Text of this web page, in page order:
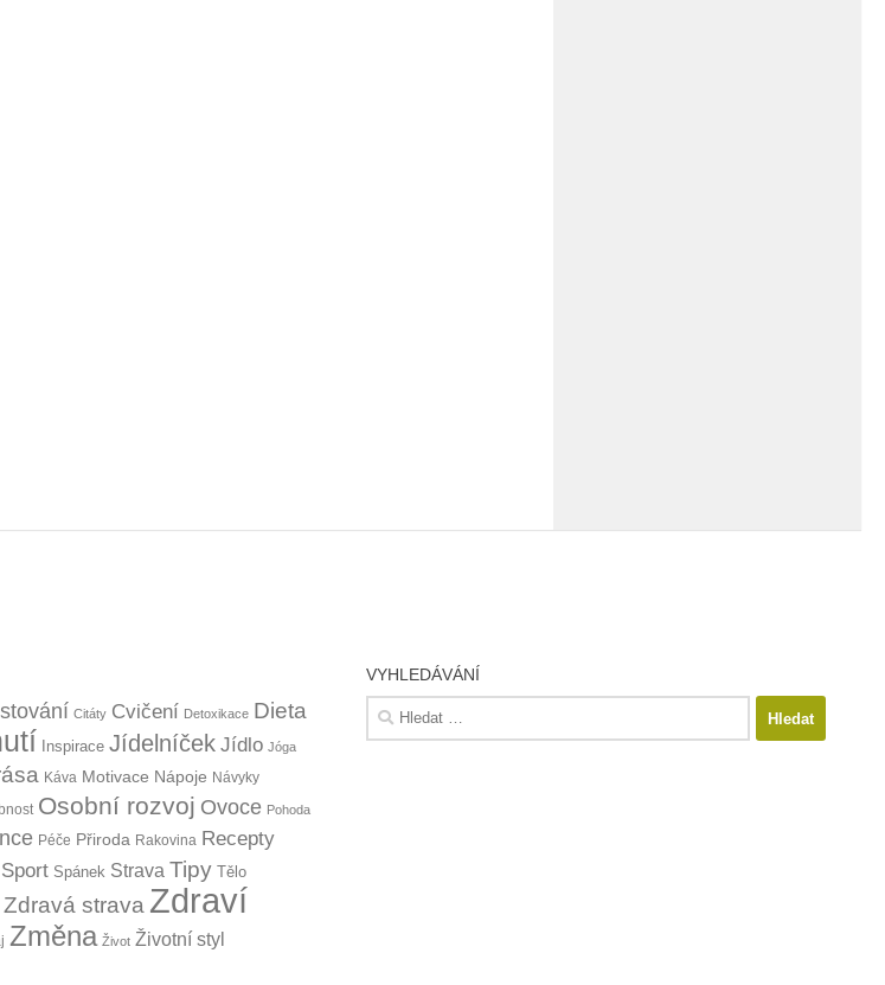
Citáty Cvičení Detoxikace Dieta
Inspirace Jídelníček Jídlo Jóga
Káva Motivace Nápoje Návyky
Osobní rozvoj Ovoce Pohoda
Péče Přiroda Rakovina Recepty
Sport Spánek Strava Tipy Tělo
Zdravá strava Zdraví
Změna Život Životní styl
VYHLEDÁVÁNÍ
Vyhledávání